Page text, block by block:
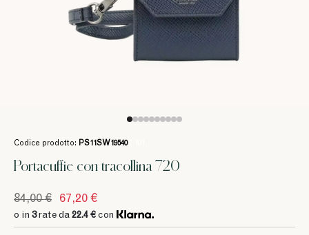
Codice prodotto: PS11SW19540
Portacuffie con tracollina 720
3 22.4 €
3 22.4 €
3 22.4 €
84,00 € 67,20 €
o in 3rate da 22.4 € con